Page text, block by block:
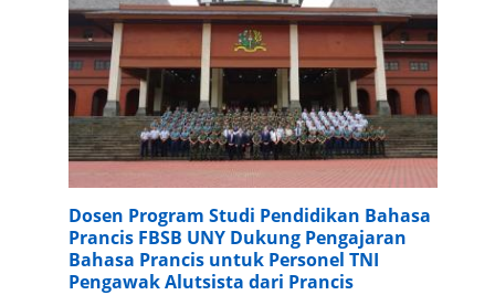
Dosen Program Studi Pendidikan Bahasa
Prancis FBSB UNY Dukung Pengajaran
Bahasa Prancis untuk Personel TNI
Pengawak Alutsista dari Prancis